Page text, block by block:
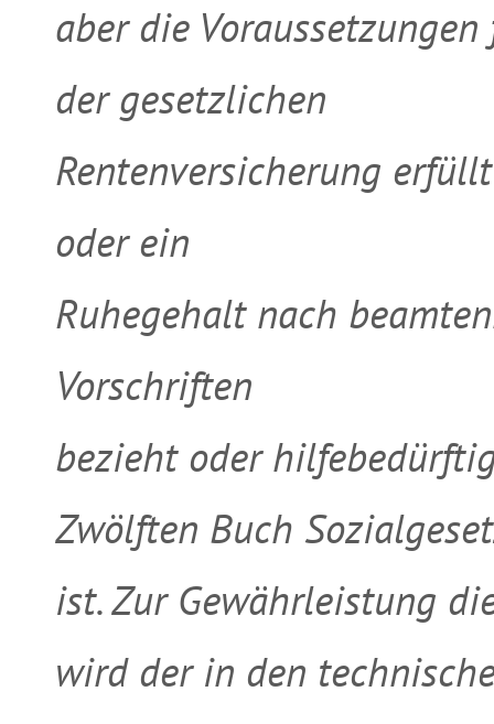
aber die
der gesetzlichen
Rentenversicherung
oder ein
Ruhegehalt nach
Vorschriften
bezieht oder
Zwölften Buch
ist. Zur Gewährleistung
wird der in den